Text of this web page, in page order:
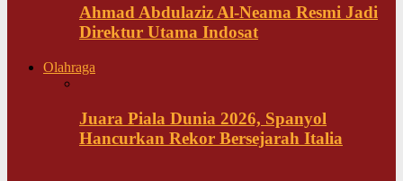
Ahmad Abdulaziz Al-Neama Resmi Jadi
Direktur Utama Indosat
Olahraga
Juara Piala Dunia 2026, Spanyol
Hancurkan Rekor Bersejarah Italia